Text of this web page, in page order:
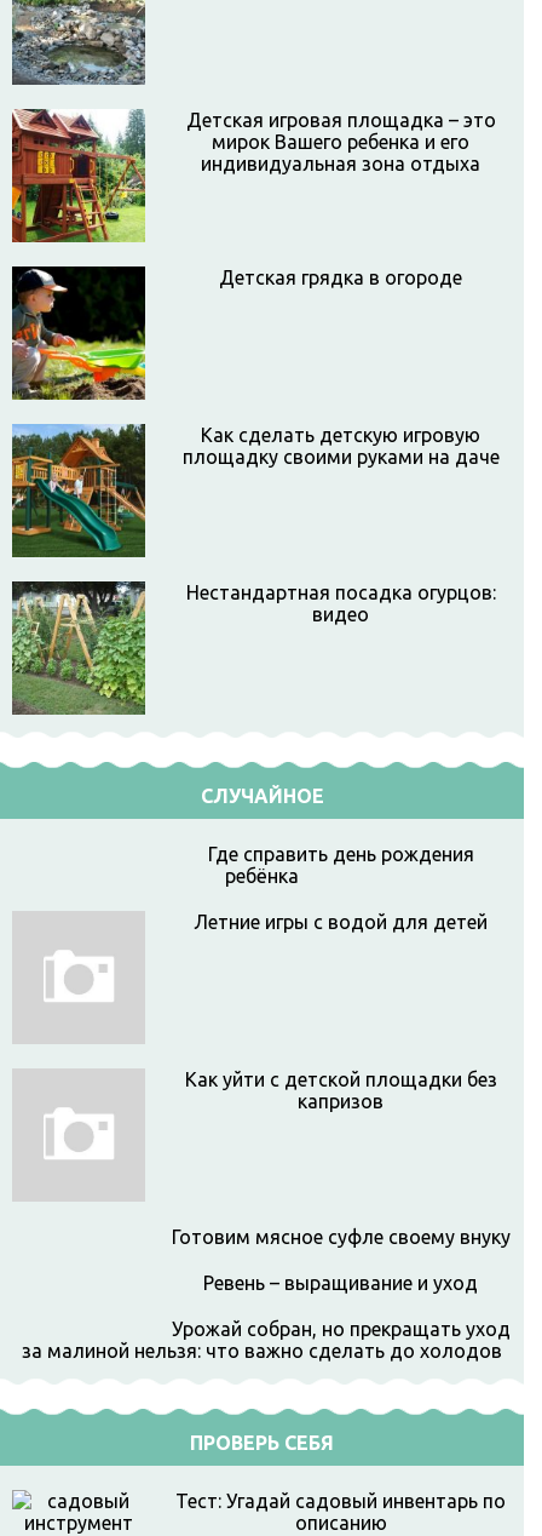
Детская игровая площадка – это
мирок Вашего ребенка и его
индивидуальная зона отдыха
Детская грядка в огороде
Как сделать детскую игровую
площадку своими руками на даче
Нестандартная посадка огурцов:
видео
СЛУЧАЙНОЕ
Где справить день рождения
ребёнка
Летние игры с водой для детей
Как уйти с детской площадки без
капризов
Готовим мясное суфле своему внуку
Ревень – выращивание и уход
Урожай собран, но прекращать уход
за малиной нельзя: что важно сделать до холодов
ПРОВЕРЬ СЕБЯ
Тест: Угадай садовый инвентарь по
описанию